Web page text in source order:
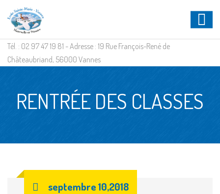
Tél. : 02 97 47 19 81 - Adresse : 19 Rue François-René de
Châteaubriand, 56000 Vannes
RENTRÉE DES CLASSES
septembre 10,2018